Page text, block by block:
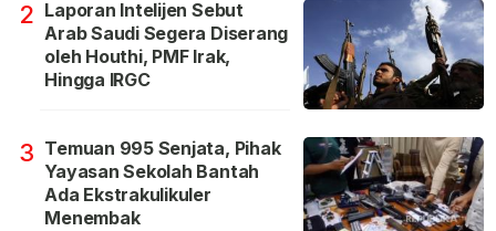
2 Laporan Intelijen Sebut
Arab Saudi Segera Diserang
oleh Houthi, PMF Irak,
Hingga IRGC
3 Temuan 995 Senjata, Pihak
Yayasan Sekolah Bantah
Ada Ekstrakulikuler
Menembak